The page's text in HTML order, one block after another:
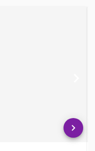
keyboard_arrow_right